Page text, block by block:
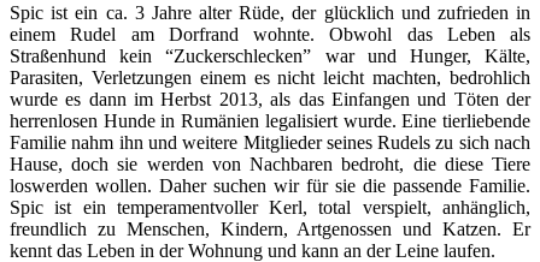
Spic ist ein ca. 3 Jahre alter Rüde, der glücklich und zufrieden in
einem Rudel am Dorfrand wohnte. Obwohl das Leben als
Straßenhund kein “Zuckerschlecken” war und Hunger, Kälte,
Parasiten, Verletzungen einem es nicht leicht machten, bedrohlich
wurde es dann im Herbst 2013, als das Einfangen und Töten der
herrenlosen Hunde in Rumänien legalisiert wurde. Eine tierliebende
Familie nahm ihn und weitere Mitglieder seines Rudels zu sich nach
Hause, doch sie werden von Nachbaren bedroht, die diese Tiere
loswerden wollen. Daher suchen wir für sie die passende Familie.
Spic ist ein temperamentvoller Kerl, total verspielt, anhänglich,
freundlich zu Menschen, Kindern, Artgenossen und Katzen. Er
kennt das Leben in der Wohnung und kann an der Leine laufen.